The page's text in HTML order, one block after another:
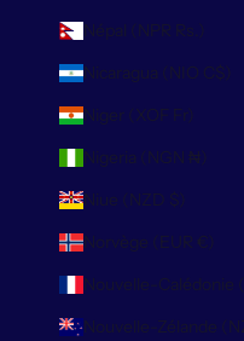
Népal (NPR Rs.)
Nicaragua (NIO C$)
Niger (XOF Fr)
Nigeria (NGN ₦)
Niue (NZD $)
Norvège (EUR €)